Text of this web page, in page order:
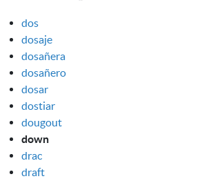
dos
dosaje
dosañera
dosañero
dosar
dostiar
dougout
down
drac
draft